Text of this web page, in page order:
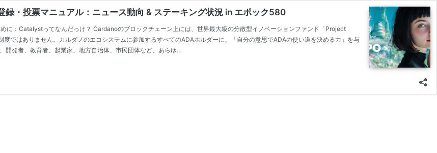
・投票マニュアル：ニュース動向 & ステーキング状況 in エポック580
：Catalystってなんだっけ？ Cardanoのブロックチェーン上には、世界最大級の分散型イノベーションファンド「Project
ではありません。カルダノのエコシステムに参加するすべてのADAホルダーに、「自分の意思でADAの使い道を決める力」を与
発者、教育者、起業家、地方自治体、市民団体など、あらゆ…